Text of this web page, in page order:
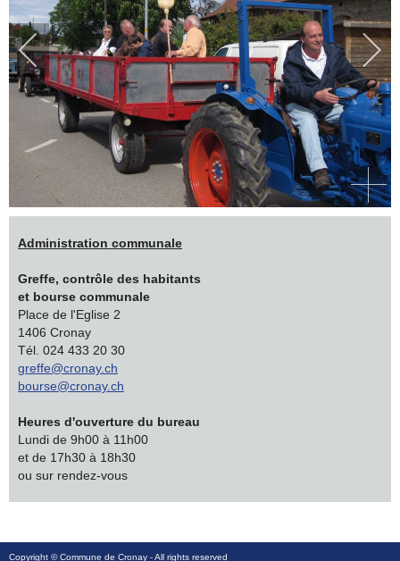
Administration communale
Greffe, contrôle des habitants
et bourse communale
Place de l'Eglise 2
1406 Cronay
Tél. 024 433 20 30
greffe@cronay.ch
bourse@cronay.ch
Heures d'ouverture du bureau
Lundi de 9h00 à 11h00
et de 17h30 à 18h30
ou sur rendez-vous
Copyright ©Commune de Cronay - All rights reserved